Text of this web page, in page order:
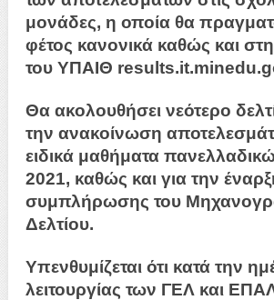
μονάδες, η οποία θα
φέτος κανονικά καθώς και
του ΥΠΑΙΘ
Θα ακολουθήσει νεότερο
την ανακοίνωση
ειδικά μαθήματα
2021, καθώς και για την
συμπλήρωσης του
Δελτίου.
Υπενθυμίζεται ότι κατά την
λειτουργίας των ΓΕΛ και